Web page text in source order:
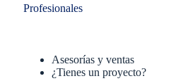
Profesionales
Asesorías y ventas
¿Tienes un proyecto?